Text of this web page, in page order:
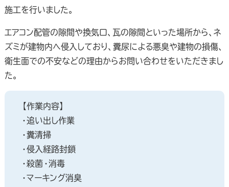
施工を行いました。
エアコン配管の隙間や換気口、瓦の隙間といった場所から、ネ
ズミが建物内へ侵入しており、糞尿による悪臭や建物の損傷、
衛生面での不安などの理由からお問い合わせをいただきまし
た。
【作業内容】
・追い出し作業
・糞清掃
・侵入経路封鎖
・殺菌・消毒
・マーキング消臭